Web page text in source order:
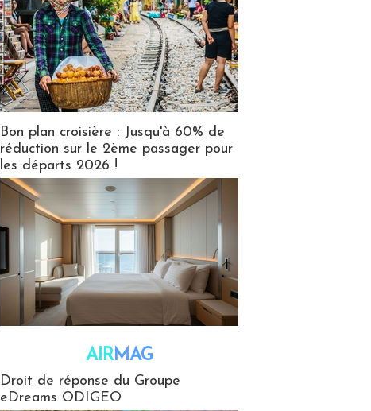
Bon plan croisière : Jusqu'à 60% de
réduction sur le 2ème passager pour
les départs 2026 !
AIRMAG
Droit de réponse du Groupe
eDreams ODIGEO